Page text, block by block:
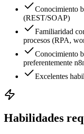
Conocimiento
(REST/SOAP)
Familiaridad
procesos (RPA,
Conocimiento
preferentemente
Excelentes
Habilidades